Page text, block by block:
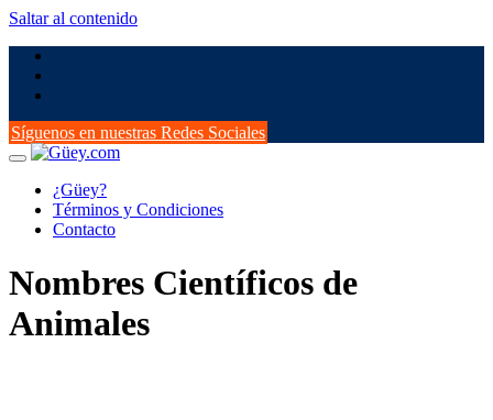
Saltar al contenido
Síguenos en nuestras Redes Sociales
¿Güey?
Términos y Condiciones
Contacto
Nombres Científicos de
Animales